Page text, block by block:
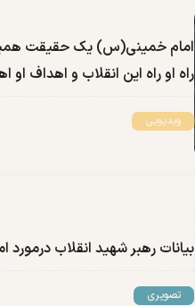
امام خمینی(س) یک حقیقت
راه او راه این انقلاب و اهداف او
ویدیویی
بیانات رهبر شهید انقلاب
تصویری